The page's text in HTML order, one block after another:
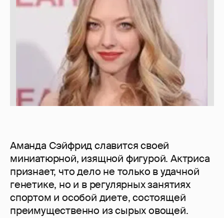
Аманда Сэйфрид славится своей
миниатюрной, изящной фигурой. Актриса
признает, что дело не только в удачной
генетике, но и в регулярных занятиях
спортом и особой диете, состоящей
преимущественно из сырых овощей.